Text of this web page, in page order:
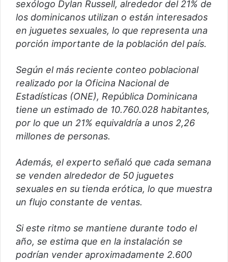
l
e
c
r
ó
n
i
c
o
sexólogo Dylan Russell, alrededor del 21% de
los dominicanos utilizan o están interesados ​​
en juguetes sexuales, lo que representa una
porción importante de la población del país.
Según el más reciente conteo poblacional
realizado por la Oficina Nacional de
Estadísticas (ONE), República Dominicana
tiene un estimado de 10.760.028 habitantes,
por lo que un 21% equivaldría a unos 2,26
millones de personas.
Además, el experto señaló que cada semana
se venden alrededor de 50 juguetes
sexuales en su tienda erótica, lo que muestra
un flujo constante de ventas.
Si este ritmo se mantiene durante todo el
año, se estima que en la instalación se
podrían vender aproximadamente 2.600